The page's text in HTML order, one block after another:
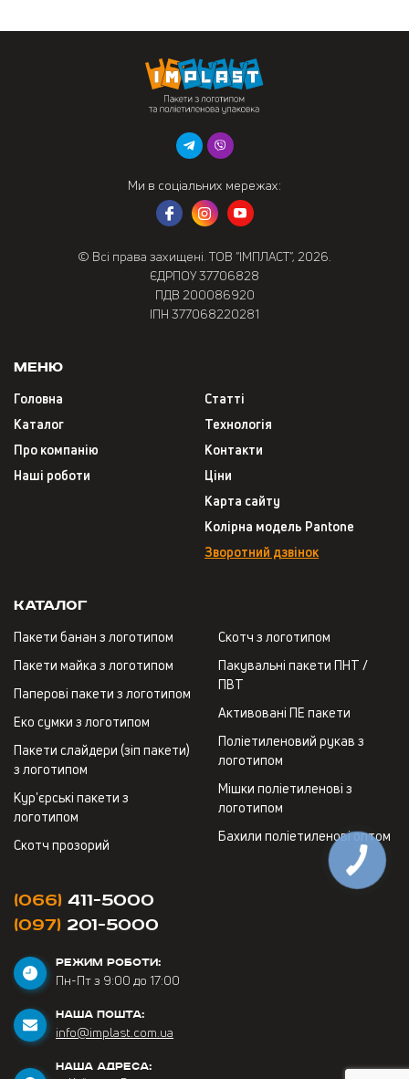
Ми в соціальних мережах:
© Всі права захищені. ТОВ “ІМПЛАСТ”, 2026.
ЄДРПОУ 37706828
ПДВ 200086920
ІПН 377068220281
Меню
Головна
Каталог
Про компанію
Наші роботи
Статті
Технологія
Контакти
Ціни
Карта сайту
Колірна модель Pantone
Зворотний дзвінок
Каталог
Пакети банан з логотипом
Пакети майка з логотипом
Паперові пакети з логотипом
Еко сумки з логотипом
Пакети слайдери (зіп пакети)
з логотипом
Кур'єрські пакети з
логотипом
Скотч прозорий
Скотч з логотипом
Пакувальні пакети ПНТ /
ПВТ
Активовані ПЕ пакети
Поліетиленовий рукав з
логотипом
Мішки поліетиленові з
логотипом
Бахили поліетиленові оптом
(066) 411-5000
(097) 201-5000
РЕЖИМ РОБОТИ:
Пн-Пт з 9:00 до 17:00
НАША ПОШТА:
info@implast.com.ua
НАША АДРЕСА: